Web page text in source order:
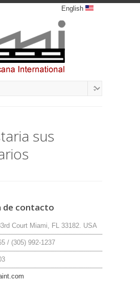
English
sus
de contacto
Court Miami, FL 33182. USA
/ (305) 992-1237